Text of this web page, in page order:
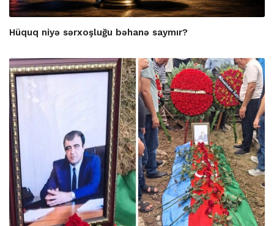
Hüquq niyə sərxoşluğu bəhanə saymır?